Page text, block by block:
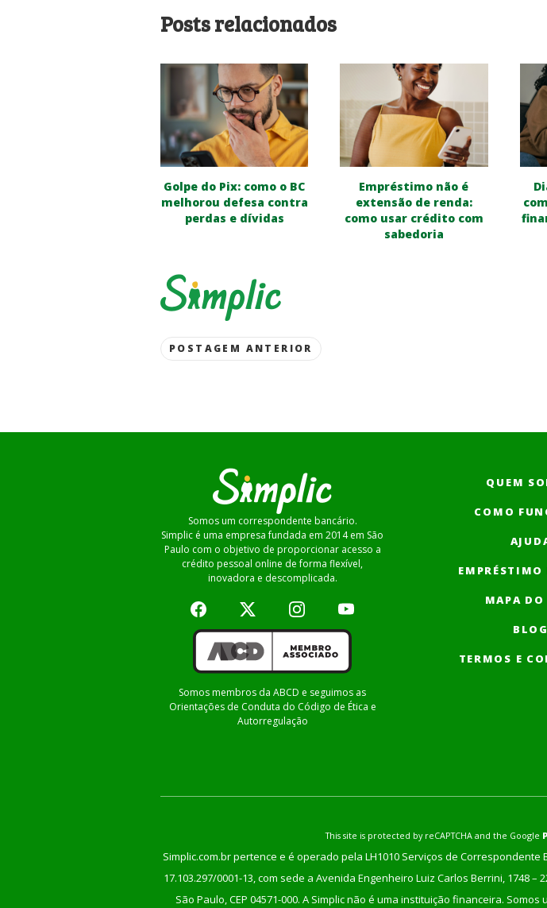
Posts relacionados
Golpe do Pix: como o BC
melhorou defesa contra
perdas e dívidas
Empréstimo não é
extensão de renda:
como usar crédito com
sabedoria
Post
POSTAGEM ANTERIOR
Somos um correspondente bancário.
Simplic é uma empresa fundada em 2014 em São
Paulo com o objetivo de proporcionar acesso a
crédito pessoal online de forma flexível,
inovadora e descomplicada.
Somos membros da ABCD e seguimos as
Orientações de Conduta do Código de Ética e
Autorregulação
QUEM
COMO
EMPRÉSTIMO
MAPA DO
BLOG
TERMOS E
This site is protected by reCAPTCHA and the Google
Simplic.com.br pertence e é operado pela LH1010 Serviços de Correspondente
17.103.297/0001-13, com sede a Avenida Engenheiro Luiz Carlos Berrini, 1748
São Paulo, CEP 04571-000. A Simplic não é uma instituição financeira.